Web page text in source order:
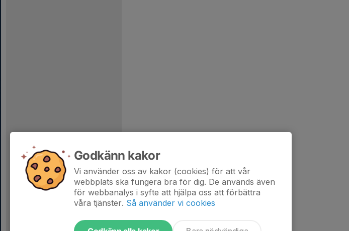
Godkänn kakor
Vi använder oss av kakor (cookies) för att vår
webbplats ska fungera bra för dig. De används även
för webbanalys i syfte att hjälpa oss att förbättra
våra tjänster. Så använder vi cookies